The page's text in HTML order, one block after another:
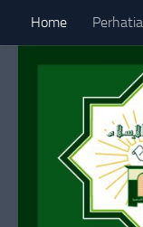
Skip to content
Home